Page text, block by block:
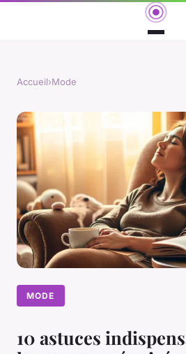
Accueil›Mode
MODE
10 astuces